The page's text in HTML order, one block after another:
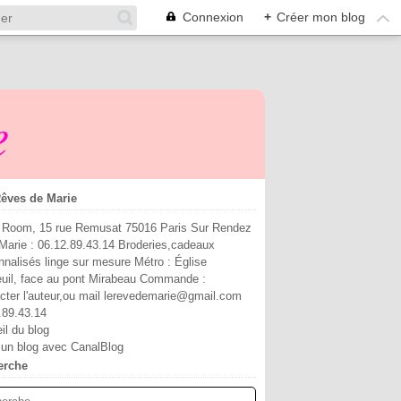
Connexion + Créer mon blog
de Marie
15 rue Remusat 75016 Paris Sur Rendez
: 06.12.89.43.14 Broderies,cadeaux
linge sur mesure Métro : Église
face au pont Mirabeau Commande :
l'auteur,ou mail lerevedemarie@gmail.com
du blog
blog avec CanalBlog